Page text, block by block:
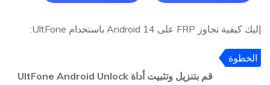
إليك كيفية تجاوز FRP على Android 14 باستخدام UltFone:
الخطوة
قم بتنزيل وتثبيت أداة UltFone Android Unlock